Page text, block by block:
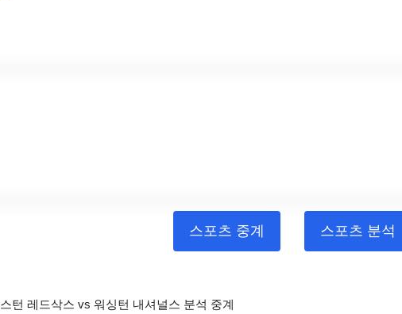
스포츠 중계 스포츠 분석
턴 레드삭스 vs 워싱턴 내셔널스 분석 중계